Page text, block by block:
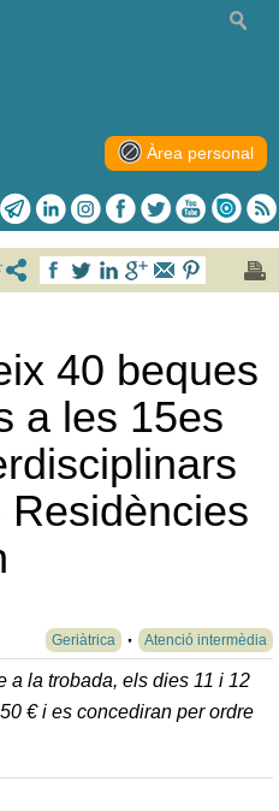
Àrea personal
40 beques
a les 15es
Geriàtrica
Atenció intermèdia
a la trobada, els dies 11 i 12
€ i es concediran per ordre